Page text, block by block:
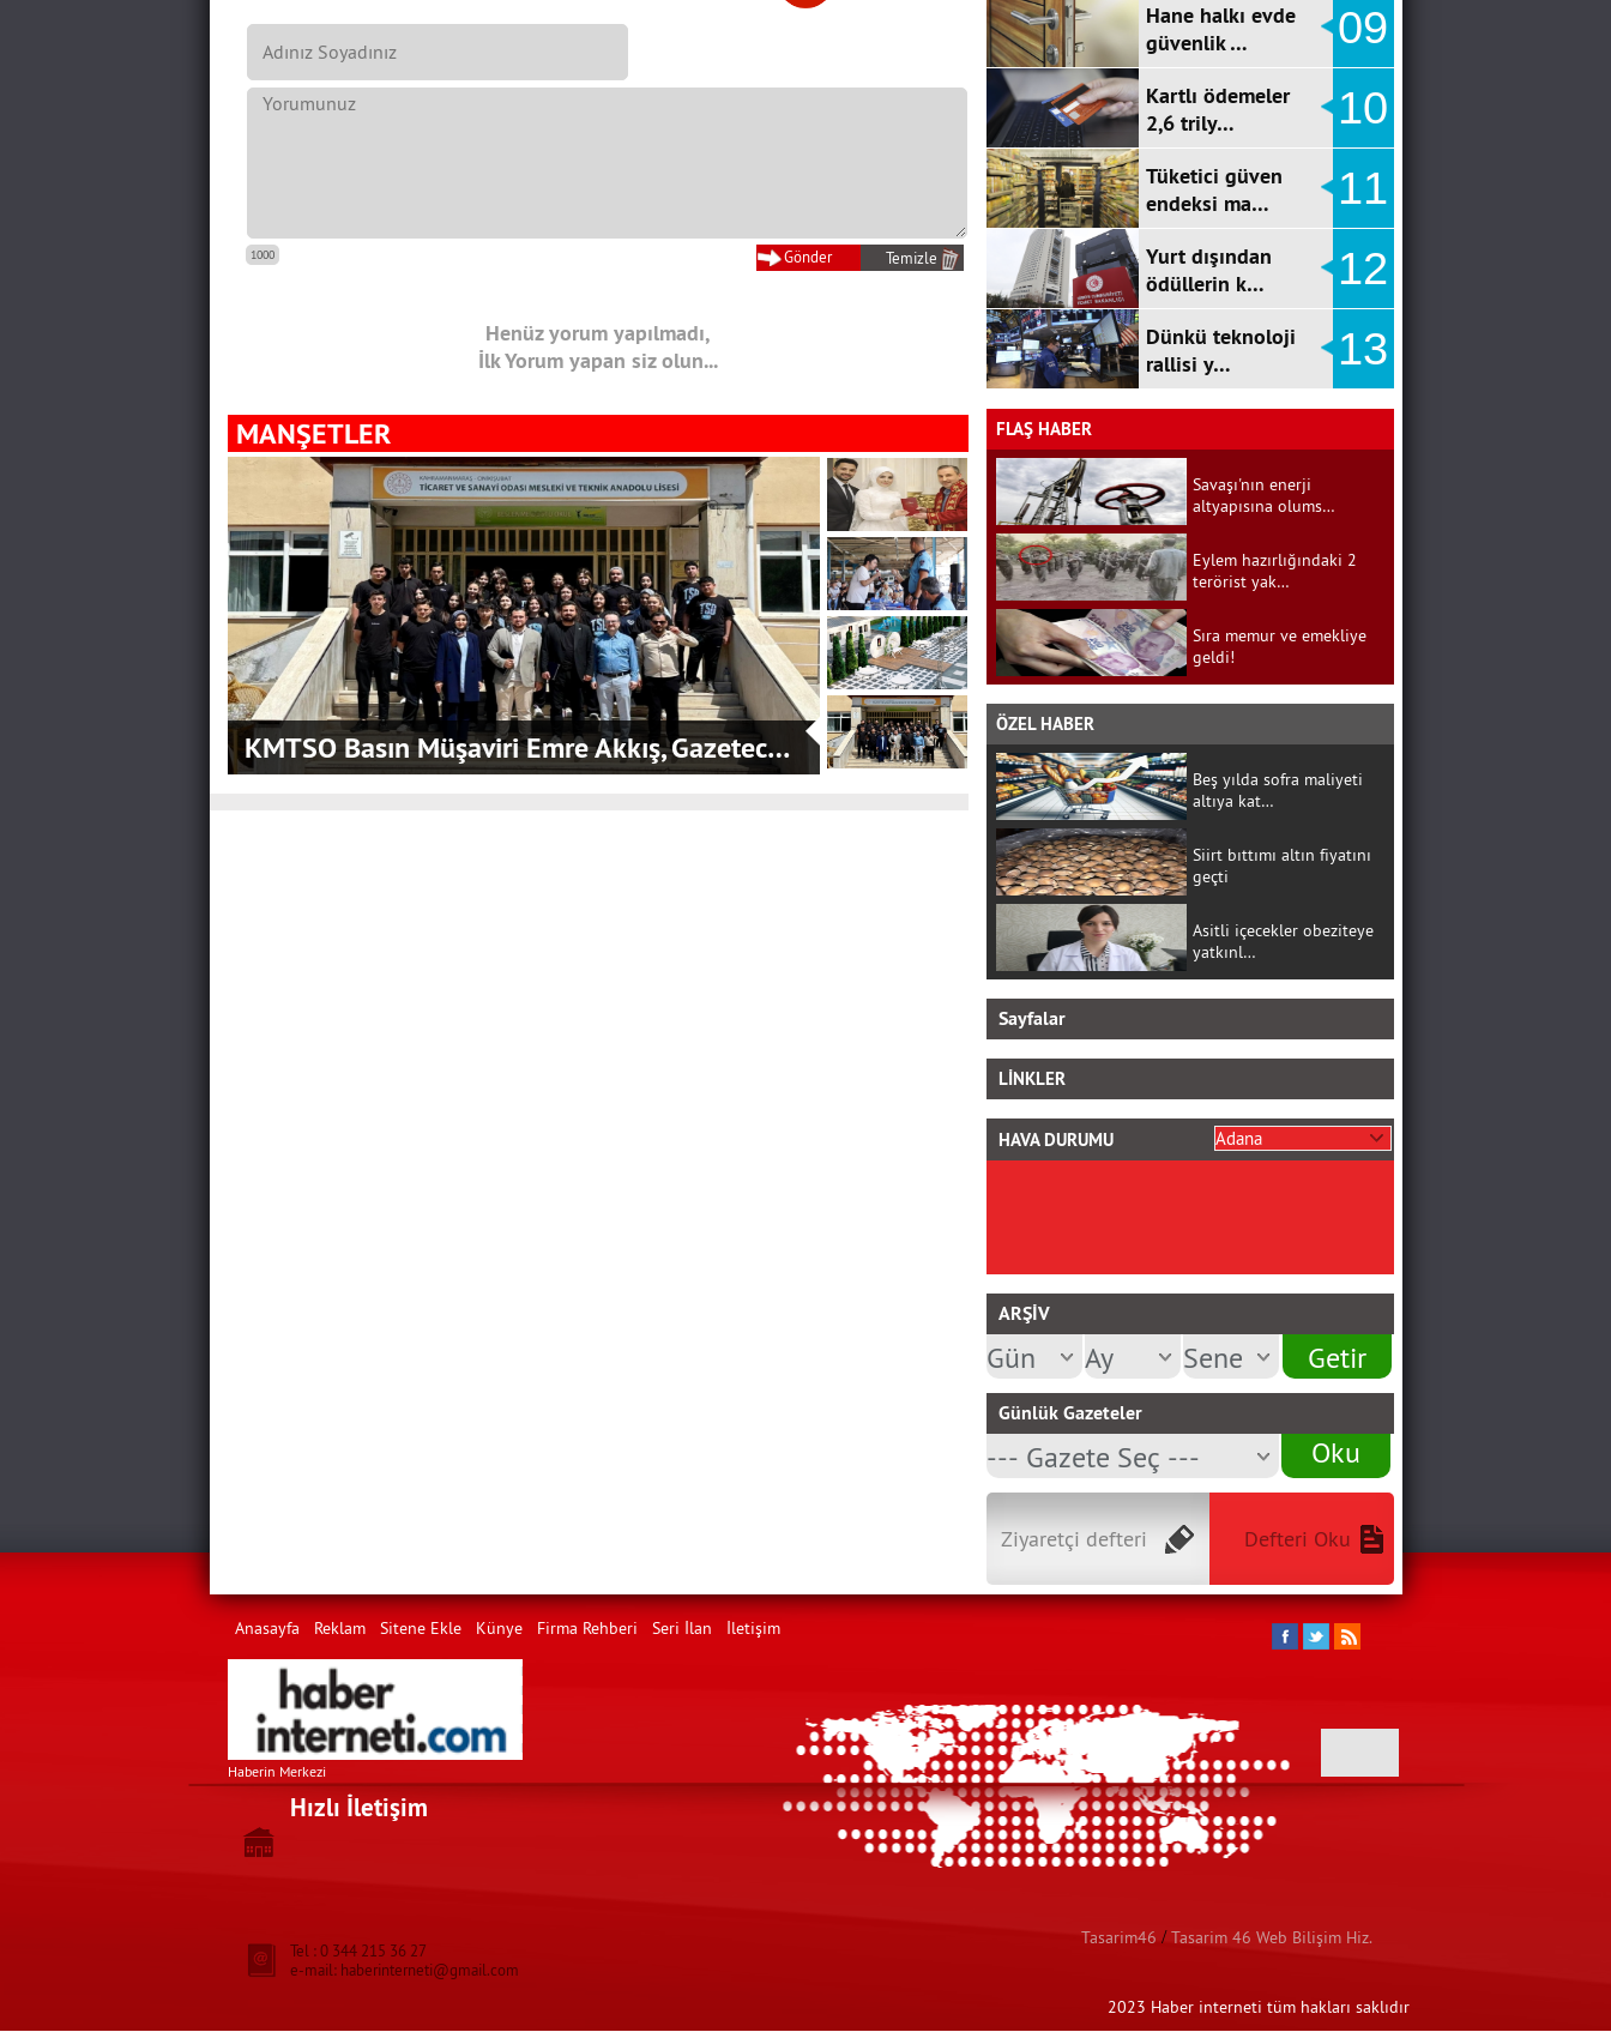
1000
Henüz yorum yapılmadı,
İlk Yorum yapan siz olun...
MANŞETLER
KMTSO Basın Müşaviri Emre Akkış, Gazetec…
Hane halkı evde
güvenlik …
09
Kartlı ödemeler
2,6 trily…
10
Tüketici güven
endeksi ma…
11
Yurt dışından
ödüllerin k…
12
Dünkü teknoloji
rallisi y…
13
FLAŞ HABER
Savaşı'nın enerji
altyapısına olums…
Eylem hazırlığındaki 2
terörist yak…
Sıra memur ve emekliye
geldi!
ÖZEL HABER
Beş yılda sofra maliyeti
altıya kat…
Siirt bıttımı altın fiyatını
geçti
Asitli içecekler obeziteye
yatkınl…
Sayfalar
LİNKLER
HAVA DURUMU
ARŞİV
Günlük Gazeteler
Oku
Ziyaretçi defteri Defteri Oku
Anasayfa Reklam Sitene Ekle Künye Firma Rehberi Seri İlan İletişim
Haberin Merkezi
Hızlı İletişim
Tel : 0 344 215 36 27
e-mail: haberinterneti@gmail.com
Tasarim46 /Tasarim 46 Web Bilişim Hiz.
2023 Haber interneti tüm hakları saklıdır